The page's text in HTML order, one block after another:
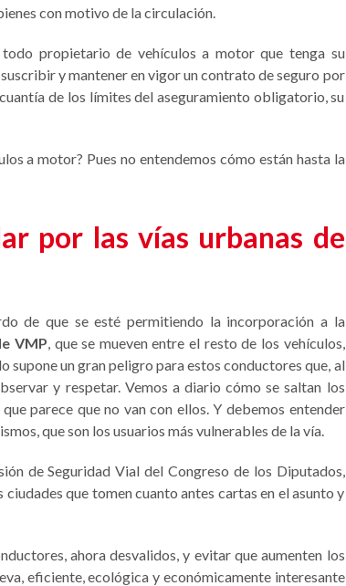
con motivo de la circulación.
propietario de vehículos a motor que tenga su
y mantener en vigor un contrato de seguro por
de los límites del aseguramiento obligatorio, su
a motor? Pues no entendemos cómo están hasta la
por las vías urbanas de
de que se esté permitiendo la incorporación a la
VMP, que se mueven entre el resto de los vehículos,
supone un gran peligro para estos conductores que, al
y respetar. Vemos a diario cómo se saltan los
parece que no van con ellos. Y debemos entender
que son los usuarios más vulnerables de la vía.
de Seguridad Vial del Congreso de los Diputados,
que tomen cuanto antes cartas en el asunto y
ahora desvalidos, y evitar que aumenten los
eficiente, ecológica y económicamente interesante